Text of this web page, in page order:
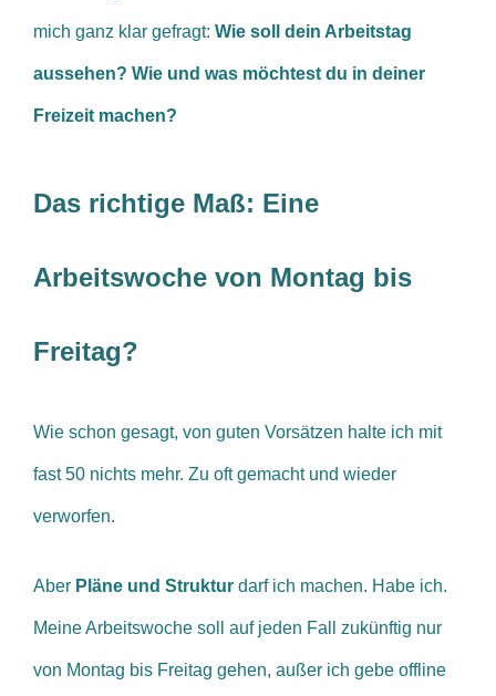
mich ganz klar gefragt: Wie soll dein Arbeitstag
aussehen? Wie und was möchtest du in deiner
Freizeit machen?
Das richtige Maß: Eine
Arbeitswoche von Montag bis
Freitag?
Wie schon gesagt, von guten Vorsätzen halte ich mit
fast 50 nichts mehr. Zu oft gemacht und wieder
verworfen.
Aber Pläne und Struktur darf ich machen. Habe ich.
Meine Arbeitswoche soll auf jeden Fall zukünftig nur
von Montag bis Freitag gehen, außer ich gebe offline